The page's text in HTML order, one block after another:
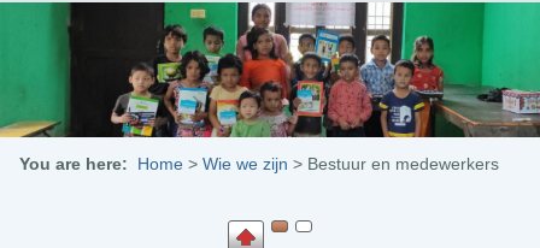
You are here: Home > Wie we zijn > Bestuur en medewerkers